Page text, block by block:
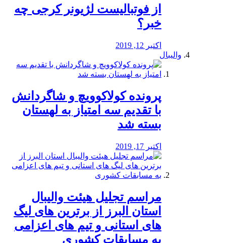
از فوتبالیست لژیونر کرجی چه
خبر؟
اکتبر 12, 2019
والیبال
پرونده کولاکوویچ و شاگردانش
با تقدیم سه امتیاز به لهستان
بسته شد
اکتبر 17, 2019
مراسم تجلیل هیئت والیبال
استان البرز از برترین های لیگ
های استانی و تیم های اعزامی
به مسابقات کشوری